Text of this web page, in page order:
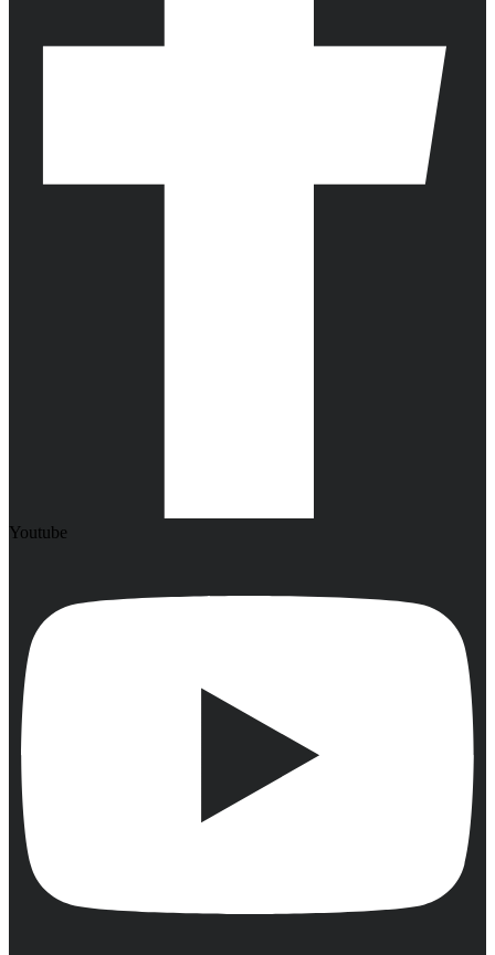
Youtube